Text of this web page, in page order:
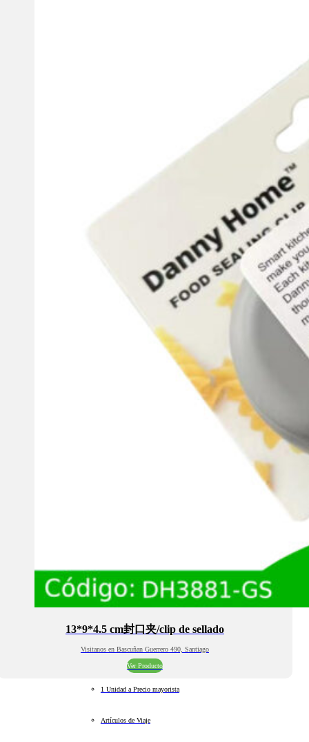
13*9*4.5 cm封口夹/clip de sellado
Visitanos en Bascuñan Guerrero 490, Santiago
Ver Producto
1 Unidad a Precio mayorista
Artículos de Viaje